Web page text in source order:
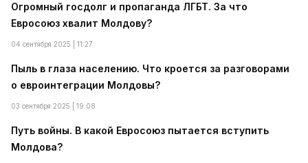
Огромный госдолг и пропаганда ЛГБТ. За что
Евросоюз хвалит Молдову?
04 сентября 2025 | 11:27
Пыль в глаза населению. Что кроется за разговорами
о евроинтеграции Молдовы?
03 сентября 2025 | 19:08
Путь войны. В какой Евросоюз пытается вступить
Молдова?